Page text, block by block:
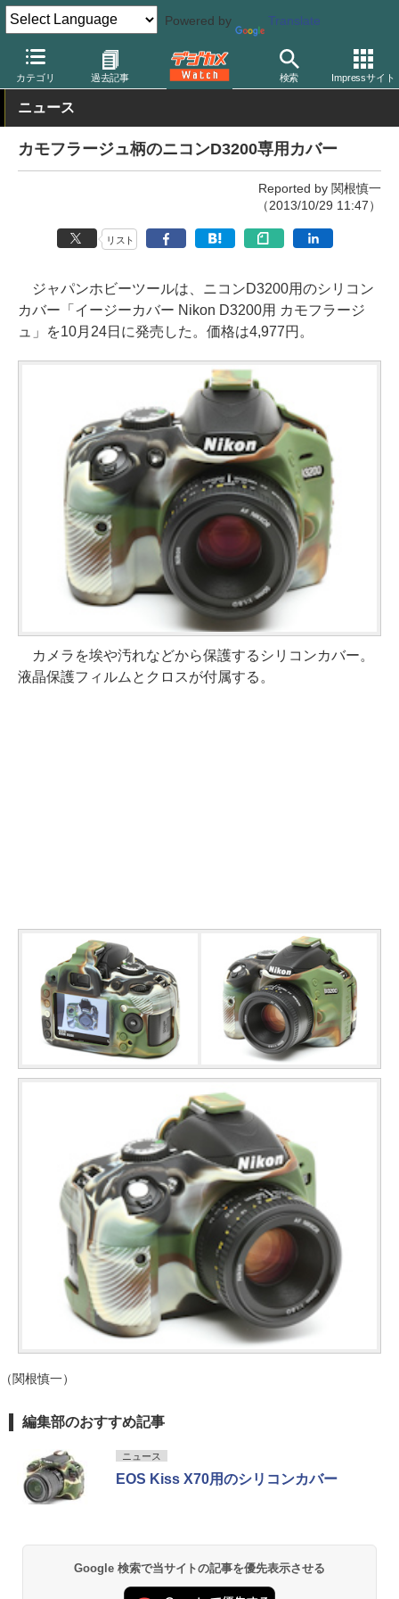
Powered by Translate
カテゴリ 過去記事 検索 Impressサイト
デジカメ Watch 撮影用品 ボディケース イージーカバー
ニュース
カモフラージュ柄のニコンD3200専用カバー
Reported by 関根慎一
（2013/10/29 11:47）
リスト
ジャパンホビーツールは、ニコンD3200用のシリコン
カバー「イージーカバー Nikon D3200用 カモフラージ
ュ」を10月24日に発売した。価格は4,977円。
カメラを埃や汚れなどから保護するシリコンカバー。
液晶保護フィルムとクロスが付属する。
（関根慎一）
編集部のおすすめ記事
ニュース
EOS Kiss X70用のシリコンカバー
Google 検索で当サイトの記事を優先表示させる